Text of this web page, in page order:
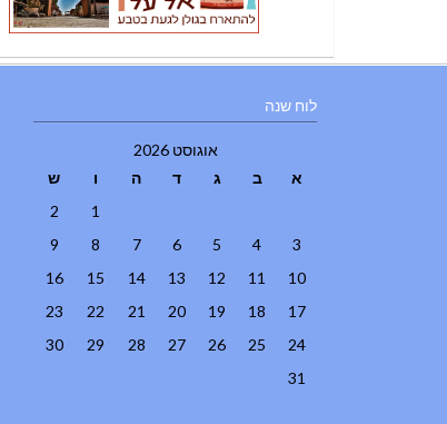
לוח שנה
אוגוסט 2026
א
ב ג ד ה ו
ש
1
2
3
4
5
6
7
8
9
10
11
12
13
14
15
16
17
18
19
20
21
22
23
24
25
26
27
28
29
30
31